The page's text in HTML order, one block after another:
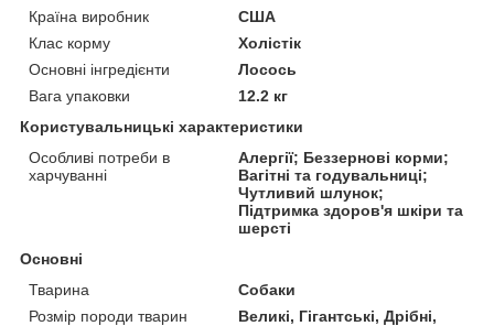
Країна виробник
США
Клас корму
Холістік
Основні інгредієнти
Лосось
Вага упаковки
12.2 кг
Користувальницькі характеристики
Особливі потреби в
харчуванні
Алергії; Беззернові корми;
Вагітні та годувальниці;
Чутливий шлунок;
Підтримка здоров'я шкіри та
шерсті
Основні
Тварина
Собаки
Розмір породи тварин
Великі, Гігантські, Дрібні,